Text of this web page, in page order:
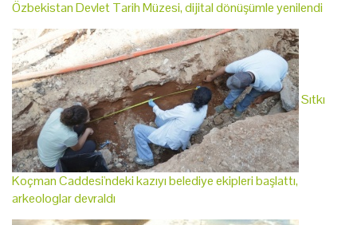
Özbekistan Devlet Tarih Müzesi, dijital dönüşümle yenilendi
Sıtkı
Koçman Caddesi'ndeki kazıyı belediye ekipleri başlattı,
arkeologlar devraldı